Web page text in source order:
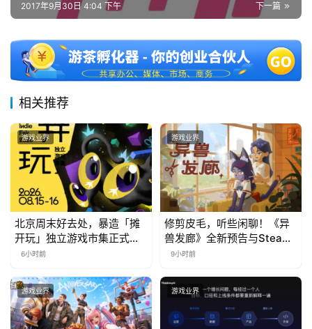
下一篇
2017年9月30日 4:04 下午
相关推荐
游戏业界
北京周末好去处，暴造「摊
开玩」独立游戏市集正式开
票！
6小时前
游戏业界
修剪皮毛，听些闲聊！《异
兽发廊》全新预告与Steam
免费试玩公开
9小时前
游戏业界 游戏业界